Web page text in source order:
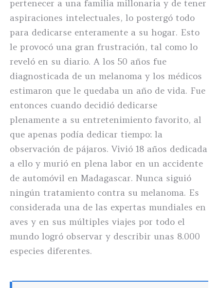
pertenecer a una familia millonaria y de tener
aspiraciones intelectuales, lo postergó todo
para dedicarse enteramente a su hogar. Esto
le provocó una gran frustración, tal como lo
reveló en su diario. A los 50 años fue
diagnosticada de un melanoma y los médicos
estimaron que le quedaba un año de vida. Fue
entonces cuando decidió dedicarse
plenamente a su entretenimiento favorito, al
que apenas podía dedicar tiempo: la
observación de pájaros. Vivió 18 años dedicada
a ello y murió en plena labor en un accidente
de automóvil en Madagascar. Nunca siguió
ningún tratamiento contra su melanoma. Es
considerada una de las expertas mundiales en
aves y en sus múltiples viajes por todo el
mundo logró observar y describir unas 8.000
especies diferentes.